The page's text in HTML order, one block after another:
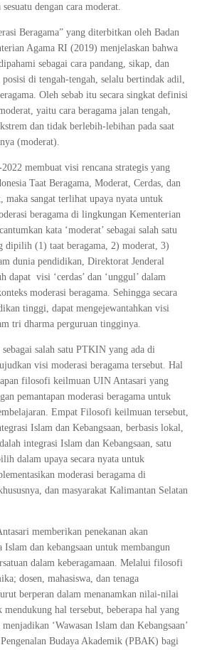
dengan cara moderat.
Beragama” yang diterbitkan oleh Badan
Agama RI (2019) menjelaskan bahwa
sebagai cara pandang, sikap, dan
di tengah-tengah, selalu bertindak adil,
Oleh sebab itu secara singkat definisi
yaitu cara beragama jalan tengah,
dan tidak berlebih-lebihan pada saat
(moderat).
membuat visi rencana strategis yang
Taat Beragama, Moderat, Cerdas, dan
maka sangat terlihat upaya nyata untuk
beragama di lingkungan Kementerian
kata ‘moderat’ sebagai salah satu
dipilih (1) taat beragama, 2) moderat, 3)
dunia pendidikan, Direktorat Jenderal
dapat visi ‘cerdas’ dan ‘unggul’ dalam
moderasi beragama. Sehingga secara
tinggi, dapat mengejewantahkan visi
tri dharma perguruan tingginya.
salah satu PTKIN yang ada di
visi moderasi beragama tersebut. Hal
filosofi keilmuan UIN Antasari yang
pemantapan moderasi beragama untuk
Empat Filosofi keilmuan tersebut,
Islam dan Kebangsaan, berbasis lokal,
integrasi Islam dan Kebangsaan, satu
dalam upaya secara nyata untuk
moderasi beragama di
dan masyarakat Kalimantan Selatan
memberikan penekanan akan
dan kebangsaan untuk membangun
dalam keberagamaan. Melalui filosofi
dosen, mahasiswa, dan tenaga
berperan dalam menanamkan nilai-nilai
mendukung hal tersebut, beberapa hal yang
‘Wawasan Islam dan Kebangsaan’
Budaya Akademik (PBAK) bagi